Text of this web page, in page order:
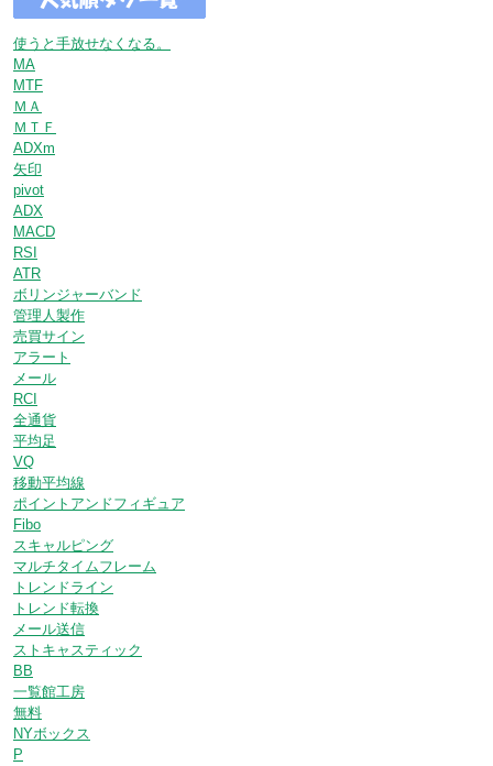
使うと手放せなくなる。
MA
MTF
ＭＡ
ＭＴＦ
ADXm
矢印
pivot
ADX
MACD
RSI
ATR
ボリンジャーバンド
管理人製作
売買サイン
アラート
メール
RCI
全通貨
平均足
VQ
移動平均線
ポイントアンドフィギュア
Fibo
スキャルピング
マルチタイムフレーム
トレンドライン
トレンド転換
メール送信
ストキャスティック
BB
一覧館工房
無料
NYボックス
P